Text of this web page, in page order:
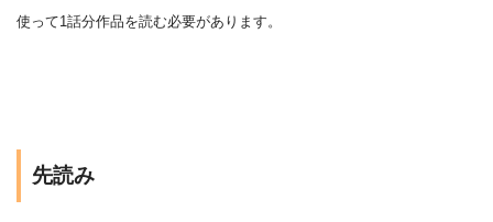
使って1話分作品を読む必要があります。
先読み